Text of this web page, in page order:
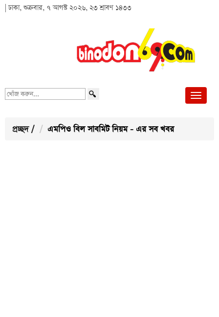
| ঢাকা, শুক্রবার, ৭ আগস্ট ২০২৬, ২৩ শ্রাবণ ১৪৩৩
খোঁজ
প্রচ্ছদ / এমপিও বিল সাবমিট নিয়ম - এর সব খবর